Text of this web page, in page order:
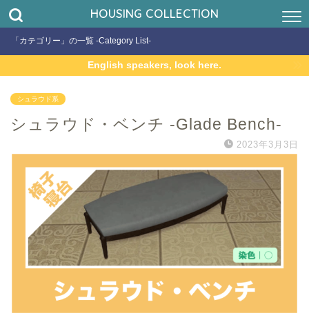
HOUSING COLLECTION
「カテゴリー」の一覧 -Category List-
English speakers, look here.
シュラウド系
シュラウド・ベンチ -Glade Bench-
2023年3月3日